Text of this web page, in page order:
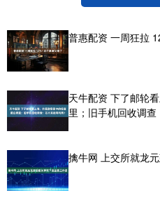
普惠配资 一周狂拉
天牛配资 下了邮轮
里；旧手机回收调
擒牛网 上交所就龙